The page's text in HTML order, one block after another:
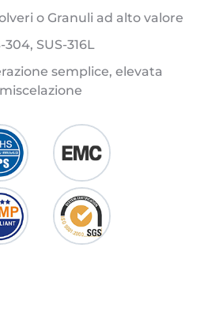
o Granuli ad alto valore
SUS-316L
semplice, elevata